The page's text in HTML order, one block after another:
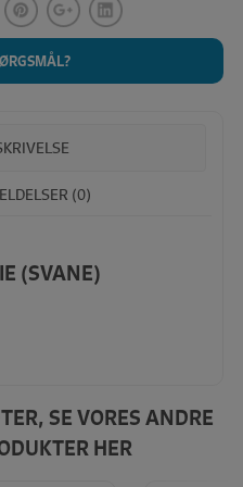
(0)
(SVANE)
SE VORES ANDRE
HER